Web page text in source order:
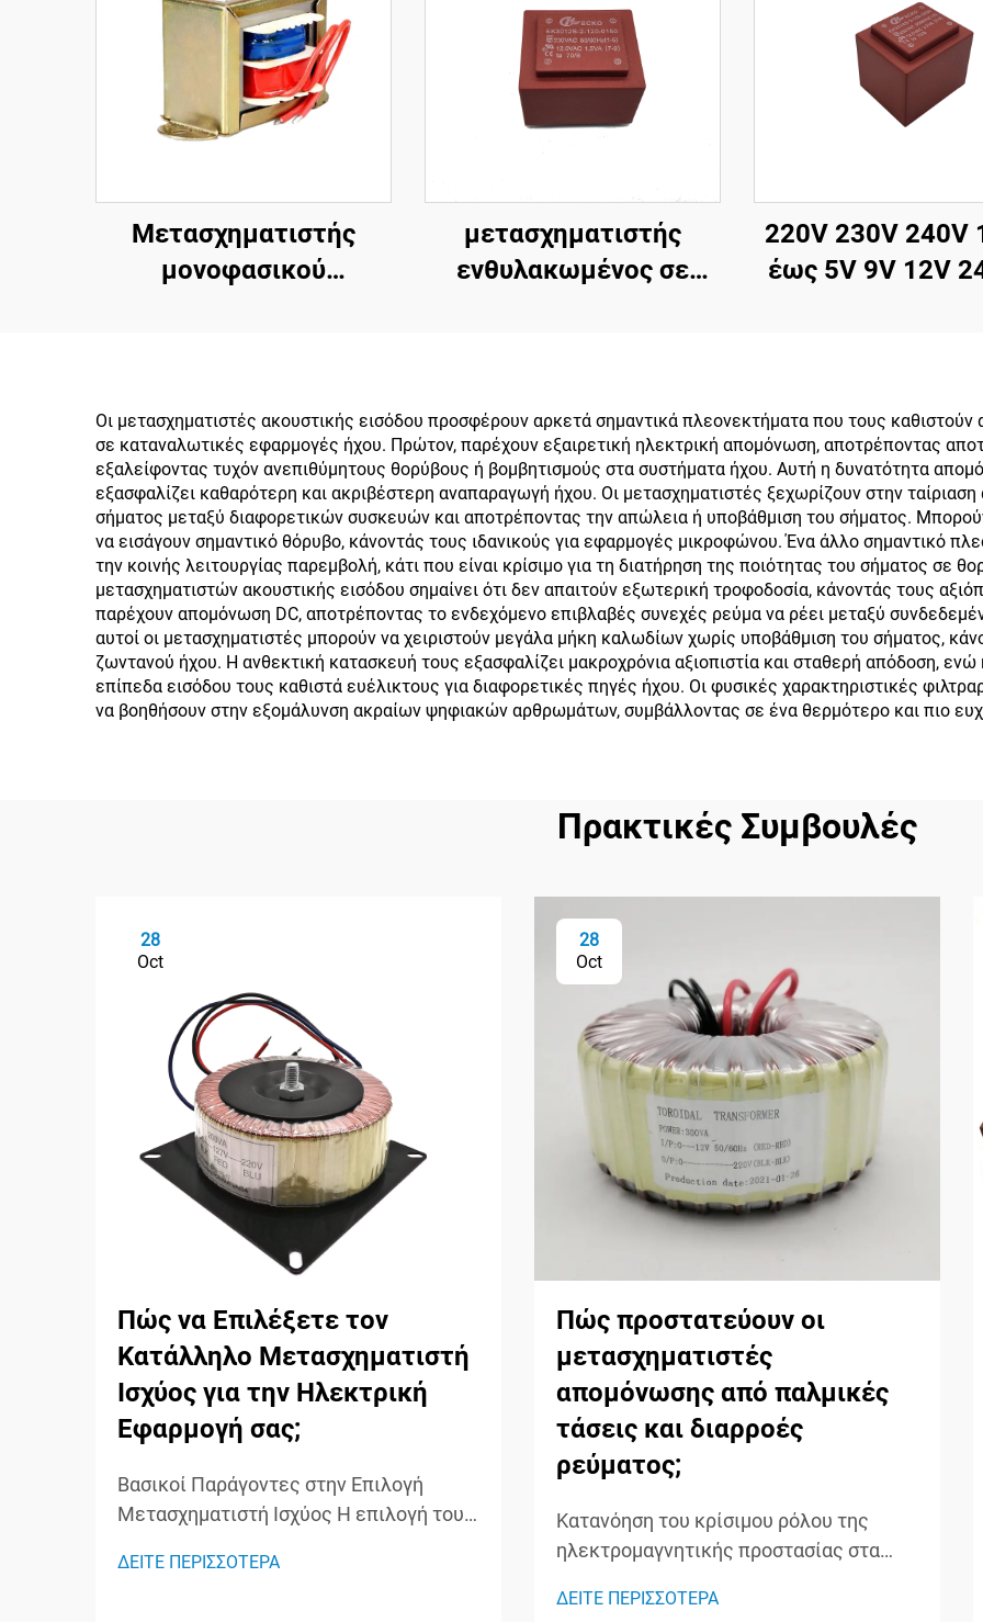
Μετασχηματιστής
μονοφασικού
15V 18V 24V
μετασχηματιστής
ενθυλακωμένος σε
τοποθετημένος σε
πλακέτα
220V 230V 240V
έως 5V 9V 12V
τάσης PCB
ρεύματος
Οι μετασχηματιστές ακουστικής εισόδου προσφέρουν αρκετά σημαντικά πλεονεκτήματα που τους
σε καταναλωτικές εφαρμογές ήχου. Πρώτον, παρέχουν εξαιρετική ηλεκτρική απομόνωση, αποτρέποντας
εξαλείφοντας τυχόν ανεπιθύμητους θορύβους ή βομβητισμούς στα συστήματα ήχου. Αυτή η δυνατότητα
εξασφαλίζει καθαρότερη και ακριβέστερη αναπαραγωγή ήχου. Οι μετασχηματιστές ξεχωρίζουν στην
σήματος μεταξύ διαφορετικών συσκευών και αποτρέποντας την απώλεια ή υποβάθμιση του σήματος.
να εισάγουν σημαντικό θόρυβο, κάνοντάς τους ιδανικούς για εφαρμογές μικροφώνου. Ένα άλλο σημαντικό
την κοινής λειτουργίας παρεμβολή, κάτι που είναι κρίσιμο για τη διατήρηση της ποιότητας του σήματος
μετασχηματιστών ακουστικής εισόδου σημαίνει ότι δεν απαιτούν εξωτερική τροφοδοσία, κάνοντάς τους
παρέχουν απομόνωση DC, αποτρέποντας το ενδεχόμενο επιβλαβές συνεχές ρεύμα να ρέει μεταξύ
αυτοί οι μετασχηματιστές μπορούν να χειριστούν μεγάλα μήκη καλωδίων χωρίς υποβάθμιση του σήματος,
ζωντανού ήχου. Η ανθεκτική κατασκευή τους εξασφαλίζει μακροχρόνια αξιοπιστία και σταθερή απόδοση, ενώ
επίπεδα εισόδου τους καθιστά ευέλικτους για διαφορετικές πηγές ήχου. Οι φυσικές χαρακτηριστικές
να βοηθήσουν στην εξομάλυνση ακραίων ψηφιακών αρθρωμάτων, συμβάλλοντας σε ένα θερμότερο και πιο
Πρακτικές Συμβουλές
28
Oct
Πώς να Επιλέξετε τον
Κατάλληλο Μετασχηματιστή
Ισχύος για την Ηλεκτρική
Εφαρμογή σας;
Βασικοί Παράγοντες στην Επιλογή
Μετασχηματιστή Ισχύος Η επιλογή του
είναι μια κρίσιμη απόφαση που
ΔΕΙΤΕ ΠΕΡΙΣΣΟΤΕΡΑ
28
Oct
Πώς προστατεύουν οι
μετασχηματιστές
απομόνωσης από παλμικές
τάσεις και διαρροές
ρεύματος;
Κατανόηση του κρίσιμου ρόλου της
ηλεκτρομαγνητικής προστασίας στα
τάσεις και οι ηλεκτρικές διαρροές
ΔΕΙΤΕ ΠΕΡΙΣΣΟΤΕΡΑ